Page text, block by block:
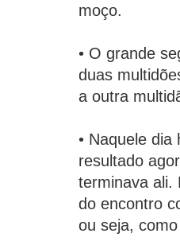
moço.
• O grande
duas
a outra
• Naquele
resultado
terminava ali.
do encontro
ou seja,